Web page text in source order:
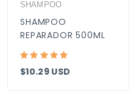
SHAMPOO
SHAMPOO
REPARADOR 500ML
$10.29 USD